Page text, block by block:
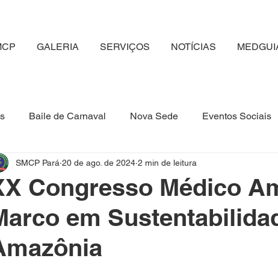
GALERIA SERVIÇOS NOTÍCIAS
Baile de Carnaval Nova Sede Eventos Sociais
Medicina Medicina no Pará Congresso Médico
Saúde Integral Bem estar Prevenção
Congresso Médico
em
SMCP Pará 20 de ago. de 2024 2 min de leitura